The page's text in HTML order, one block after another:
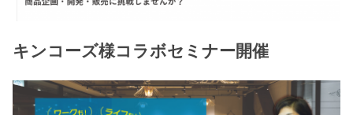
キンコーズ様コラボセミナー開催